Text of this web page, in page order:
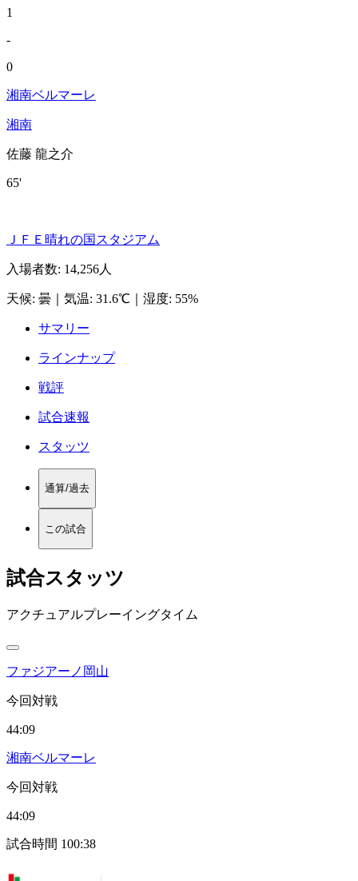
1
-
0
湘南ベルマーレ
湘南
佐藤 龍之介
65'
ＪＦＥ晴れの国スタジアム
入場者数: 14,256人
天候: 曇 気温: 31.6℃ 湿度: 55%
サマリー
ラインナップ
戦評
試合速報
スタッツ
通算/過去
この試合
試合スタッツ
アクチュアルプレーイングタイム
ファジアーノ岡山
今回対戦
44:09
湘南ベルマーレ
今回対戦
44:09
試合時間 100:38